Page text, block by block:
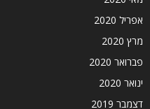
אפריל 2020
מרץ 2020
פברואר 2020
ינואר 2020
דצמבר 2019